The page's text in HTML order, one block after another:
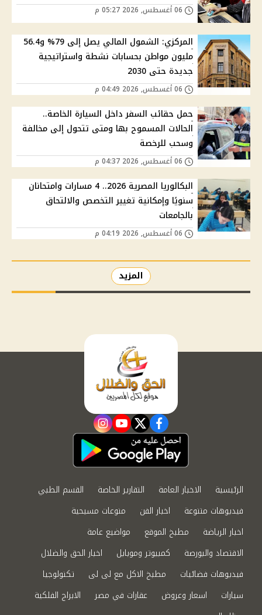
المركزي: الشمول المالي يصل إلى 79% و56.4
مليون مواطن بحسابات نشطة واستراتيجية
جديدة حتى 2030
حمل حقائب السفر داخل السيارة الخاصة..
الحالات المسموح بها ومتى تتحول إلى مخالفة
وسحب للرخصة
البكالوريا المصرية 2026.. 4 مسارات وامتحانان
سنويًا وإمكانية تغيير التخصص والالتحاق
بالجامعات
المزيد
facebook
twitter
youtube
instagram
الرئيسية الاخبار العامة التقارير الخاصة
القسم الطبي
فيديوهات متنوعة
اخبار الفن
منوعات مسيحية
اخبار الرياضة
مطبخ الموقع
مواضيع عامة
الاقتصاد والبورصة
كمبيوتر وموبايل
اخبار الحق والضلال
فيديوهات فضائيات
مطبخ الاكل مع لى لى
تكنولوجيا
سيارات
اسعار وعروض عقارات في مصر
الابراج الفلكية